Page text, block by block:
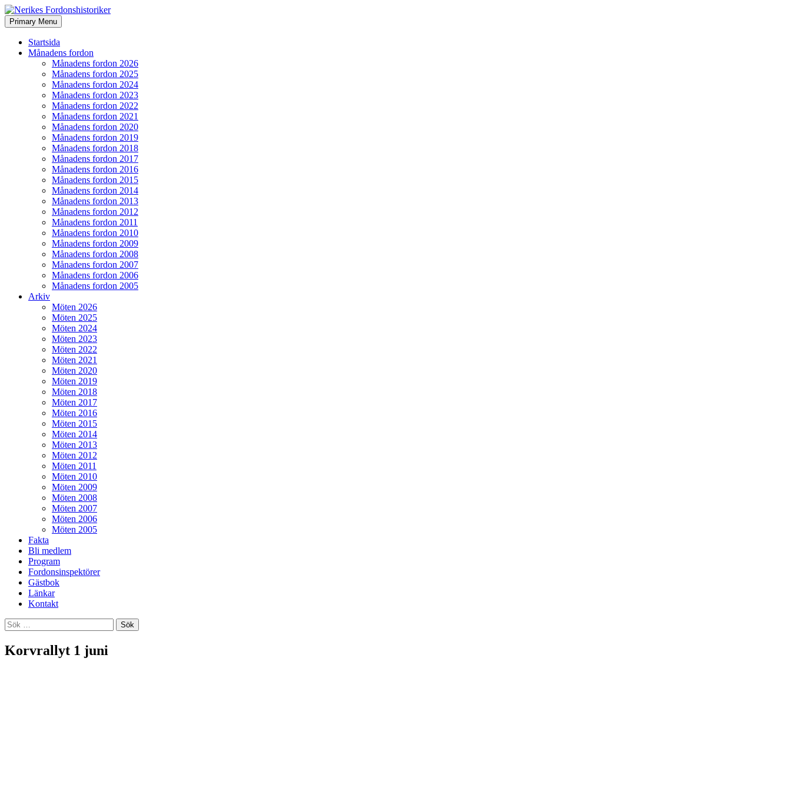
Nerikes Fordonshistoriker
Search
Primary Menu Skip
to
Startsida
Månadens fordon
Månadens fordon 2026
Månadens fordon 2025
Månadens fordon 2024
Månadens fordon 2023
Månadens fordon 2022
Månadens fordon 2021
Månadens fordon 2020
Månadens fordon 2019
Månadens fordon 2018
Månadens fordon 2017
Månadens fordon 2016
Månadens fordon 2015
Månadens fordon 2014
Månadens fordon 2013
Månadens fordon 2012
Månadens fordon 2011
Månadens fordon 2010
Månadens fordon 2009
Månadens fordon 2008
Månadens fordon 2007
Månadens fordon 2006
Månadens fordon 2005
Arkiv
Möten 2026
Möten 2025
Möten 2024
Möten 2023
Möten 2022
Möten 2021
Möten 2020
Möten 2019
Möten 2018
Möten 2017
Möten 2016
Möten 2015
Möten 2014
Möten 2013
Möten 2012
Möten 2011
Möten 2010
Möten 2009
Möten 2008
Möten 2007
Möten 2006
Möten 2005
Fakta
Bli medlem
Program
Fordonsinspektörer
Gästbok
Länkar
Kontakt
Sök
efter:
Korvrallyt 1 juni